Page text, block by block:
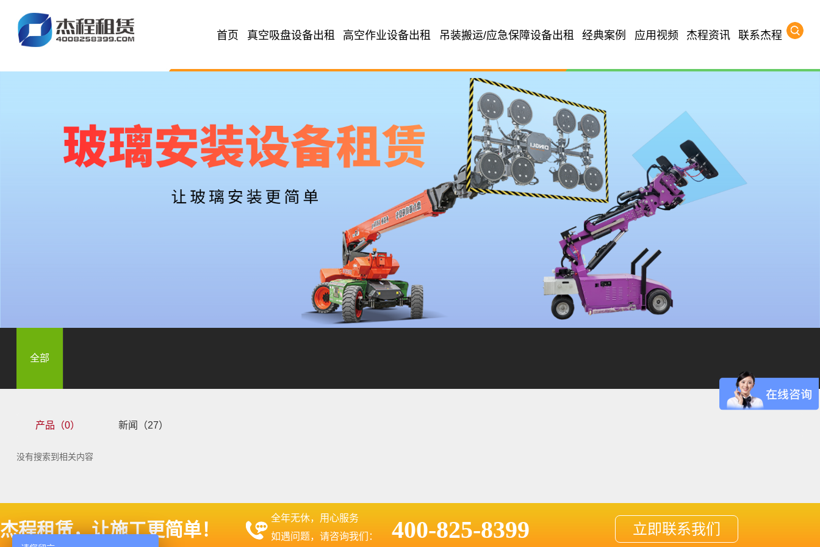
首页 真空吸盘设备出租 高空作业设备出租 吊装搬运/应急保障设备出租 经典案例 应用视频 杰程资讯 联系杰程
全部
产品（0） 新闻（27）
没有搜索到相关内容
杰程租赁，让施工更简单！
全年无休，用心服务
如遇问题，请咨询我们：
400-825-8399 立即联系我们